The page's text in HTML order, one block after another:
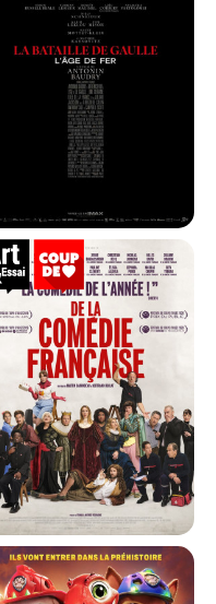
BATAILLE DE GAULLE - PARTIE
1...
Horaires et Infos
Bande-annonce
Réservation
VF
71
DE LA COMÉDIE-FRANÇAISE
Horaires et Infos